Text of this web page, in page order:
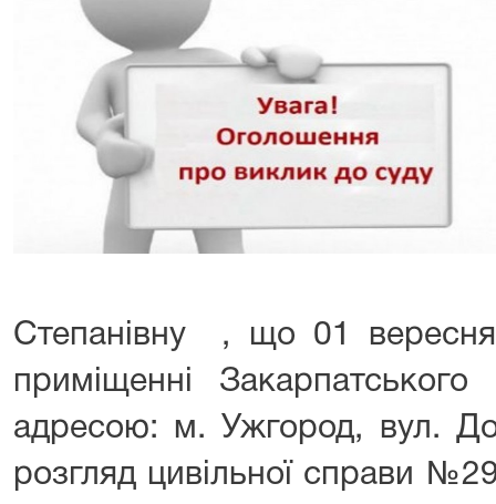
Степанівну , що 01
приміщенні Закарпатського
адресою: м. Ужгород, вул.
розгляд цивільної справи